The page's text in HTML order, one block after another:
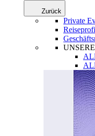
Zurück
Private